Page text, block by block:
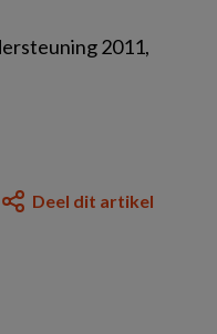
2011,
Deel dit artikel